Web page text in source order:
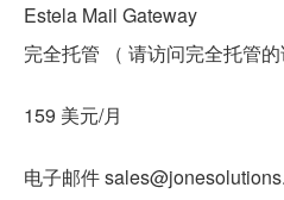
Estela Mail Gateway
完全托管 （ 请访问完全托管
159 美元/月
电子邮件